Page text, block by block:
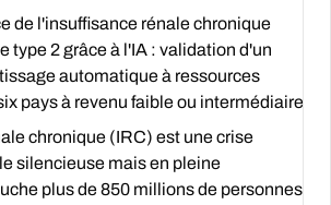
de l'insuffisance rénale chronique
type 2 grâce à l'IA : validation d'un
automatique à ressources
pays à revenu faible ou intermédiaire
chronique (IRC) est une crise
silencieuse mais en pleine
plus de 850 millions de personnes